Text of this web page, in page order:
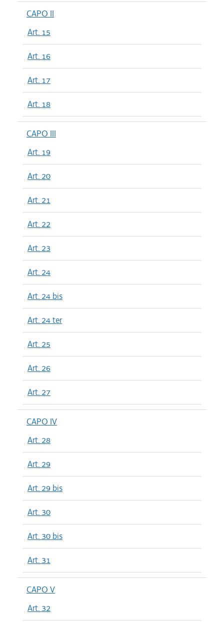
CAPO II
Art. 15
Art. 16
Art. 17
Art. 18
CAPO III
Art. 19
Art. 20
Art. 21
Art. 22
Art. 23
Art. 24
Art. 24 bis
Art. 24 ter
Art. 25
Art. 26
Art. 27
CAPO IV
Art. 28
Art. 29
Art. 29 bis
Art. 30
Art. 30 bis
Art. 31
CAPO V
Art. 32